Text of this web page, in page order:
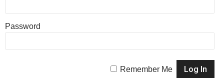
Password
Remember Me